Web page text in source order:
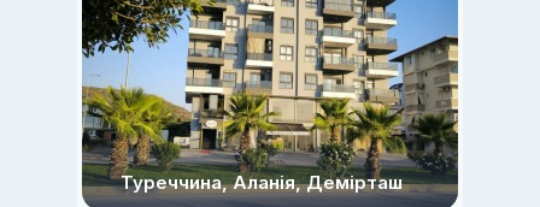
Туреччина, Аланія, Демірташ